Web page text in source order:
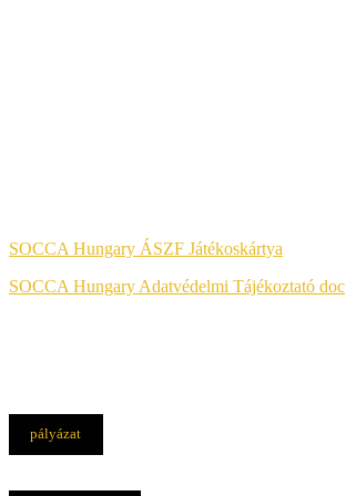
SOCCA Hungary ÁSZF Játékoskártya
SOCCA Hungary Adatvédelmi Tájékoztató doc
pályázat